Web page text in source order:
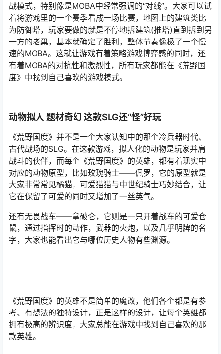
战模式，特别像是MOBA中经常强调的“对线”。大家可以试
着将游戏里的一个赛季看成一场比赛，地图上的建筑类比
为防御塔，玩家要做的就是不停地拆建筑(推塔)直到拆到另
一方的老巢，基本就确定了胜利，整体节奏像极了一个慢
速的MOBA。这就让游戏有着策略游戏博弈感的同时，还
有着MOBA的对抗性和激烈性，所有玩家都能在《荒野国
度》中找到自己喜欢的游戏模式。
动物拟人 题材奇幻 这款SLG还“怪”好玩
《荒野国度》并不是一个大家认知中的那个冷兵器时代、
古代战场的SLG。在这款游戏，拟人化的动物是玩家并肩
战斗的伙伴，而每个《荒野国度》的英雄，都有着现实中
对应的动物原型，比如玫瑰骑士——佩罗，它的原型就是
大家非常常见橘猫，可爱猫猫与中世纪骑士巧妙结合，让
它在保留了可爱的同时又增加了一丝英气。
还有无畏战车——拿破仑，它则是一只开着战车的可爱仓
鼠，通过指挥时的动作，武器的火炮，以及几乎明牌的名
字，大家也能看出它与哪位历史人物有些渊源。
《荒野国度》的英雄不是简单的魔改，他们各个都是有参
考、有想法的独特设计，正是这样的设计，让每个英雄都
拥有极高的辨识度，大家总能在游戏中找到自己喜欢的那
款英雄。